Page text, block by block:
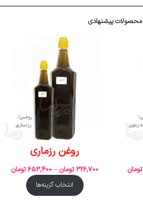
محصولات پیشنهادی
تومان
روغن رزماری
326,700 تومان –
653,400 تومان
انتخاب گزینه‌ها